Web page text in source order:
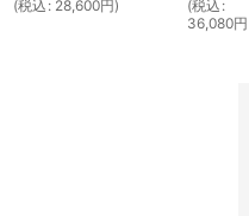
(税込 : 28,600円)
(税込 :
36,080円